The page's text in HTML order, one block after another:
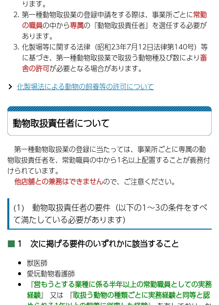
ります。
第一種動物取扱業の登録申請をする際は、事業所ごとに常勤
の職員の中から専属の『動物取扱責任者』を選任する必要が
あります。
化製場等に関する法律（昭和23年7月12日法律第140号）等
に基づき、第一種動物取扱業で取扱う動物種及び数により畜
舎の許可が必要となる場合があります。
化製場法による動物の飼養等の許可について
動物取扱責任者について
第一種動物取扱業の登録に当たっては、事業所ごとに専属の動
物取扱責任者を、常勤職員の中から1名以上配置することが義務付
けられています。
他店舗との兼務はできませんので、ご注意ください。
(1) 動物取扱責任者の要件（以下の1〜3の条件をすべ
て満たしている必要があります）
1 次に掲げる要件のいずれかに該当すること
獣医師
愛玩動物看護師
『営もうとする業種に係る半年以上の常勤職員としての実務
経験』 又は 『取扱う動物の種類ごとに実務経験と同等と認